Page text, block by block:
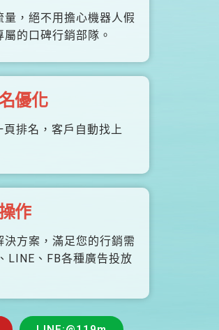
量，絕不用擔心機器人假
的口碑行銷部隊。
優化
頁排名，客戶自動找上
作
決方案，滿足您的行銷需
LINE、FB各種廣告投放